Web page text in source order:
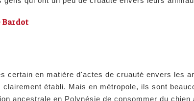
Bardot
en matière d'actes de cruauté envers les
établi. Mais en métropole, ils sont
ancestrale en Polynésie de consommer du